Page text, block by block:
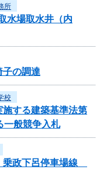
所
水場取水井（内
子の調達
校
する建築基準法第
一般競争入札
政下呂停車場線